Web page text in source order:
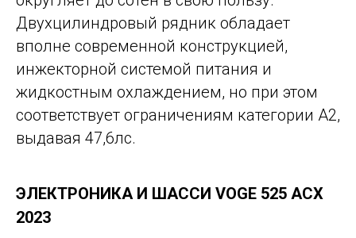
Двухцилиндровый рядник обладает
вполне современной конструкцией,
инжекторной системой питания и
жидкостным охлаждением, но при этом
соответствует ограничениям категории A2,
выдавая 47,6лс.
ЭЛЕКТРОНИКА И ШАССИ VOGE 525 ACX
2023